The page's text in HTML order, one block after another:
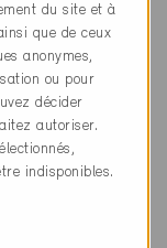
Membre de
du site et à
que de ceux
anonymes,
ou pour
décider
autoriser.
indisponibles.